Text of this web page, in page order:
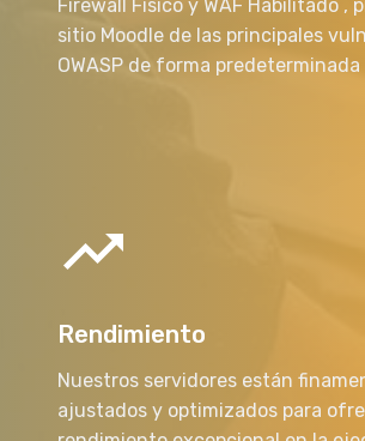
Firewall Fisico y WAF Habilitado ,
sitio Moodle de las principales
OWASP de forma predeterminada
Rendimiento
Nuestros servidores están
ajustados y optimizados para